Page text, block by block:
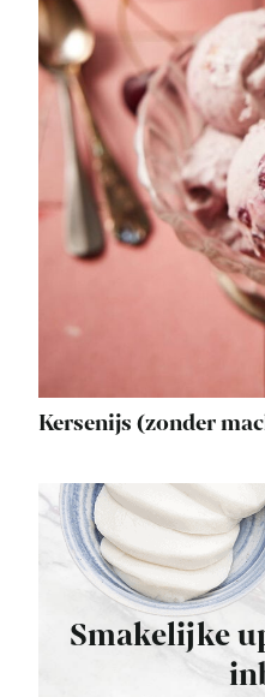
Kersenijs (zonder
Smakelijke